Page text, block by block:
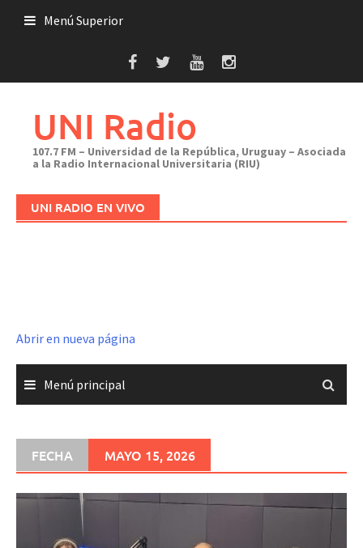
Menú Superior
UNI Radio
107.7 FM – Universidad de la República, Uruguay – Asociada
a la Radio Internacional Universitaria (RIU)
UNI RADIO EN VIVO
Abrir en nueva página
Menú principal
FECHA MAYO 15, 2026